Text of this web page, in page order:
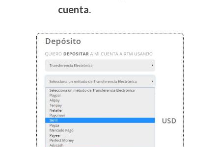
cuenta.